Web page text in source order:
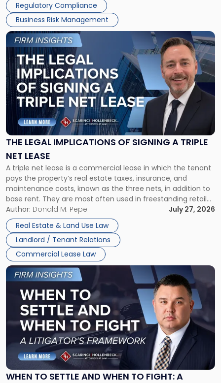
Regulatory Compliance
Business Risk Management
THE LEGAL IMPLICATIONS OF SIGNING A TRIPLE
NET LEASE
A triple net lease is a commercial lease in which the tenant
pays the property’s real estate taxes, insurance, and
maintenance costs, known as the three nets, in addition to
base rent. They are most often used in freestanding retail
and office buildings and in large single-tenant industrial
properties, with terms that typically run 10 […]
Author: Donald M. Pepe
July 27, 2026
Real Estate & Land Use Law
Landlord / Tenant Relations
Commercial Lease Law
Link
to
post
with
title
-
"The
Legal
Implications
of
Signing
Triple
Net
Lease"
WHEN TO SETTLE AND WHEN TO FIGHT: A
Link
to
post
-
"When
Settle
and
When